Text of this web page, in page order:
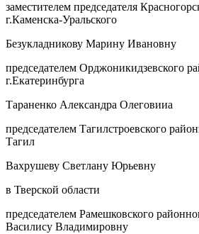
заместителем председателя
г.Каменска-Уральского
Безукладникову Марину Ивановну
председателем Орджоникидзевского
г.Екатеринбурга
Тараненко Александра Олеговииа
председателем Тагилстроевского
Тагил
Вахрушеву Светлану Юрьевну
в Тверской области
председателем Рамешковского
Василису Владимировну